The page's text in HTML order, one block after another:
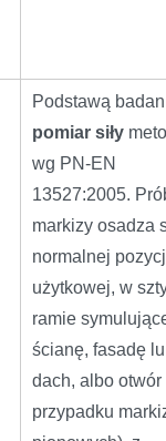
Podstawą
pomiar siły
wg PN-EN
13527:2005.
markizy osadza
normalnej
użytkowej, w
ramie
ścianę, fasadę
dach, albo otwór
przypadku